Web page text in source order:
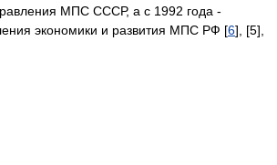
МПС СССР, а с 1992 года -
экономики и развития МПС РФ [6], [5],